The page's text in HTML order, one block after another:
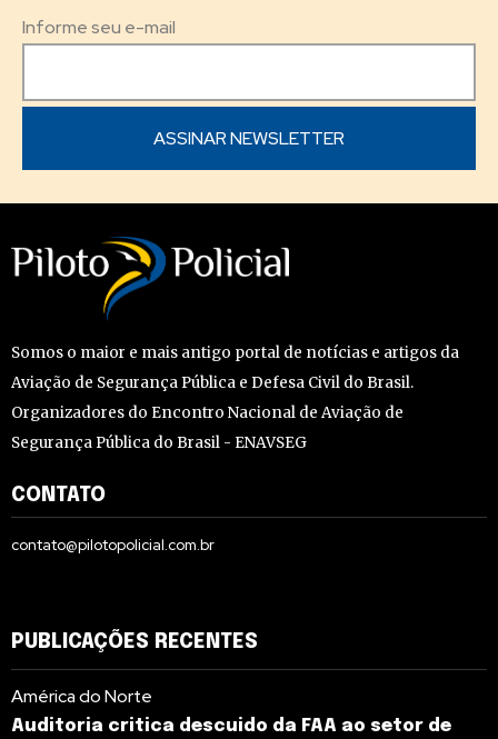
Informe seu e-mail
Somos o maior e mais antigo portal de notícias e artigos da
Aviação de Segurança Pública e Defesa Civil do Brasil.
Organizadores do Encontro Nacional de Aviação de
Segurança Pública do Brasil - ENAVSEG
CONTATO
contato@pilotopolicial.com.br
PUBLICAÇÕES RECENTES
América do Norte
Auditoria critica descuido da FAA ao setor de